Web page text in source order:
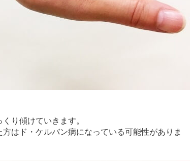
り傾けていきます。
はド・ケルバン病になっている可能性がありま